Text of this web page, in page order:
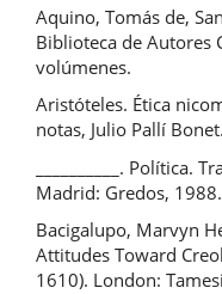
Aquino, Tomás de,
Biblioteca de Autores
volúmenes.
Aristóteles. Ética
notas, Julio Pallí
__________. Política.
Madrid: Gredos, 1988.
Bacigalupo, Marvyn
Attitudes Toward
1610). London: